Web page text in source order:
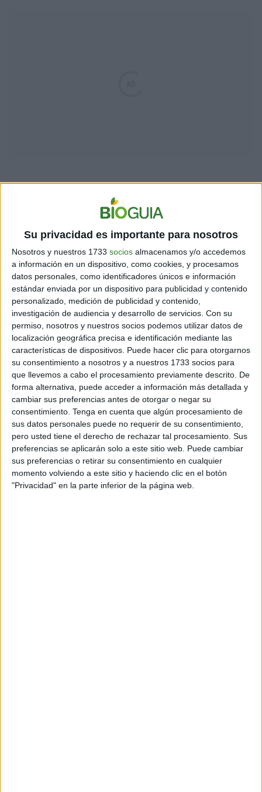
Su privacidad es importante para nosotros
Nosotros y nuestros 1733 socios almacenamos y/o accedemos
a información en un dispositivo, como cookies, y procesamos
datos personales, como identificadores únicos e información
estándar enviada por un dispositivo para publicidad y contenido
personalizado, medición de publicidad y contenido,
investigación de audiencia y desarrollo de servicios. Con su
permiso, nosotros y nuestros socios podemos utilizar datos de
localización geográfica precisa e identificación mediante las
características de dispositivos. Puede hacer clic para otorgarnos
su consentimiento a nosotros y a nuestros 1733 socios para
que llevemos a cabo el procesamiento previamente descrito. De
forma alternativa, puede acceder a información más detallada y
cambiar sus preferencias antes de otorgar o negar su
consentimiento. Tenga en cuenta que algún procesamiento de
sus datos personales puede no requerir de su consentimiento,
pero usted tiene el derecho de rechazar tal procesamiento. Sus
preferencias se aplicarán solo a este sitio web. Puede cambiar
sus preferencias o retirar su consentimiento en cualquier
momento volviendo a este sitio y haciendo clic en el botón
"Privacidad" en la parte inferior de la página web.
"Animal": una visión íntima
de la majestuosidad del
planeta
La serie recibió elogios por su cinematografía única y
la calidad de sus imágenes. Los críticos destacan la
capacidad de "Animal" para llevar a la audiencia a los
hábitats más remotos y demostrar conductas
animales de manera detallada e impactante.
Sin embargo, algunos señalan que la narrativa podría
profundizar más en los aspectos científicos y
ecológicos de las especies dadas a conocer.
También te puede interesar:"Besa el suelo": cómo la
salud de la tierra es clave para combatir el cambio
climático